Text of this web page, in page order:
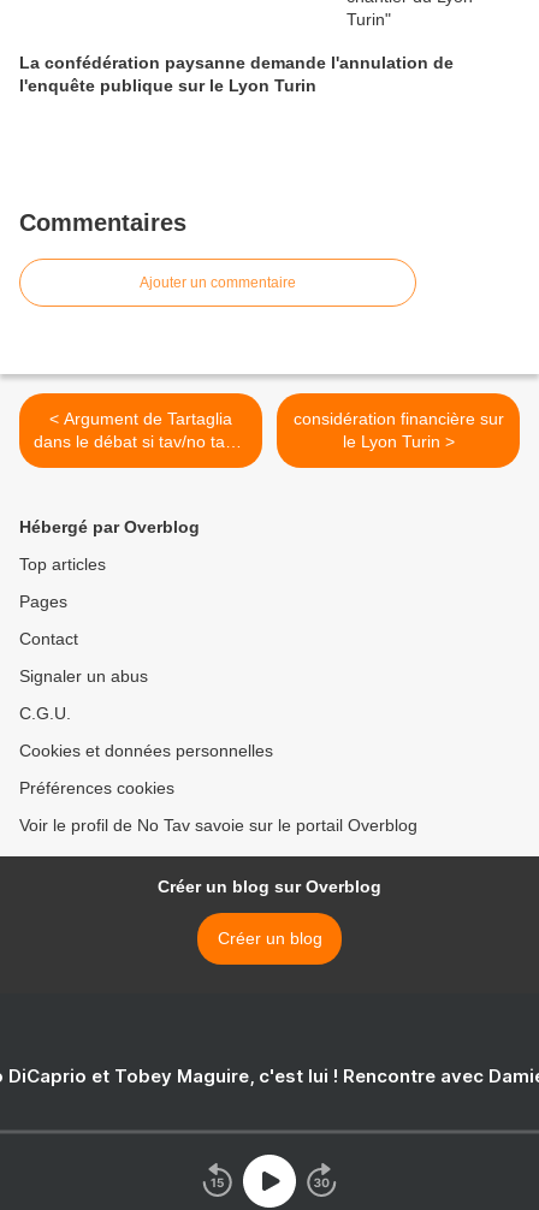
La confédération paysanne demande l'annulation de
l'enquête publique sur le Lyon Turin
Commentaires
Ajouter un commentaire
< Argument de Tartaglia
dans le débat si tav/no tav à
l'université de Turin
considération financière sur
le Lyon Turin >
Hébergé par Overblog
Top articles
Pages
Contact
Signaler un abus
C.G.U.
Cookies et données personnelles
Préférences cookies
Voir le profil de No Tav savoie sur le portail Overblog
Créer un blog sur Overblog
Créer un blog
DiCaprio et Tobey Maguire, c'est lui ! Rencontre avec